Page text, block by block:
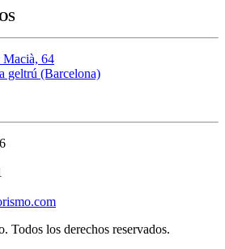
Macià, 64
geltrú (Barcelona)
los derechos reservados.